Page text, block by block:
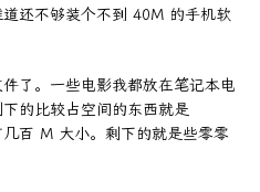
还不够装个不到 40M 的手机软
了。一些电影我都放在笔记本电
的比较占空间的东西就是
百 M 大小。剩下的就是些零零